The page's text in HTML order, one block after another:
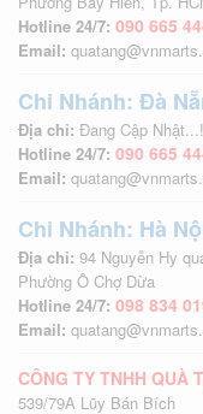
Hotline 24/7: 090 665
Email:
Chi Nhánh: Đà
Địa chỉ: Đang Cập Nhật...!
Hotline 24/7: 090 665
Email:
Chi Nhánh: Hà
Địa chỉ: 94 Nguyễn Hy
Phường Ô Chợ Dừa
Hotline 24/7: 098 834
Email:
CÔNG TY TNHH QUÀ
539/79A Lũy Bán Bích